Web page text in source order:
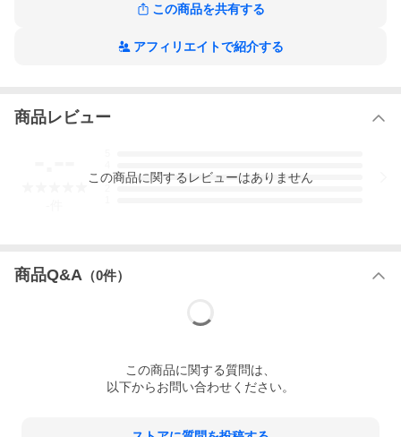
ツイン スマートコード式へ
シングル スマートコード式へ
シングル 電動式へ
この商品を共有する
アフィリエイトで紹介する
商品レビュー
3
この商品に関するレビューはありません
商品Q&A （0件）
この商品に関する質問は、
以下からお問い合わせください。